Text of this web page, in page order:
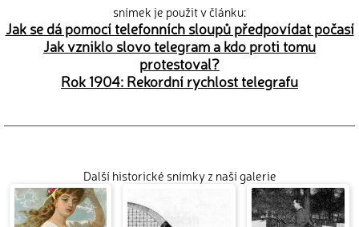
snímek je použit v článku:
Jak se dá pomocí telefonních sloupů předpovídat počasí
Jak vzniklo slovo telegram a kdo proti tomu
protestoval?
Rok 1904: Rekordní rychlost telegrafu
Další historické snímky z naší galerie